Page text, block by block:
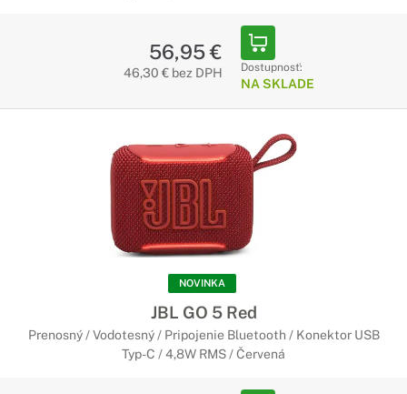
56,95 €
46,30 € bez DPH Dostupnosť:
NA SKLADE
NOVINKA
JBL GO 5 Red
Prenosný / Vodotesný / Pripojenie Bluetooth / Konektor USB
Typ-C / 4,8W RMS / Červená